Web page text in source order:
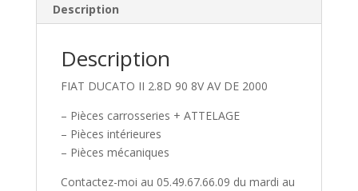
Description
Description
FIAT DUCATO II 2.8D 90 8V AV DE 2000
– Pièces carrosseries + ATTELAGE
– Pièces intérieures
– Pièces mécaniques
Contactez-moi au 05.49.67.66.09 du mardi au